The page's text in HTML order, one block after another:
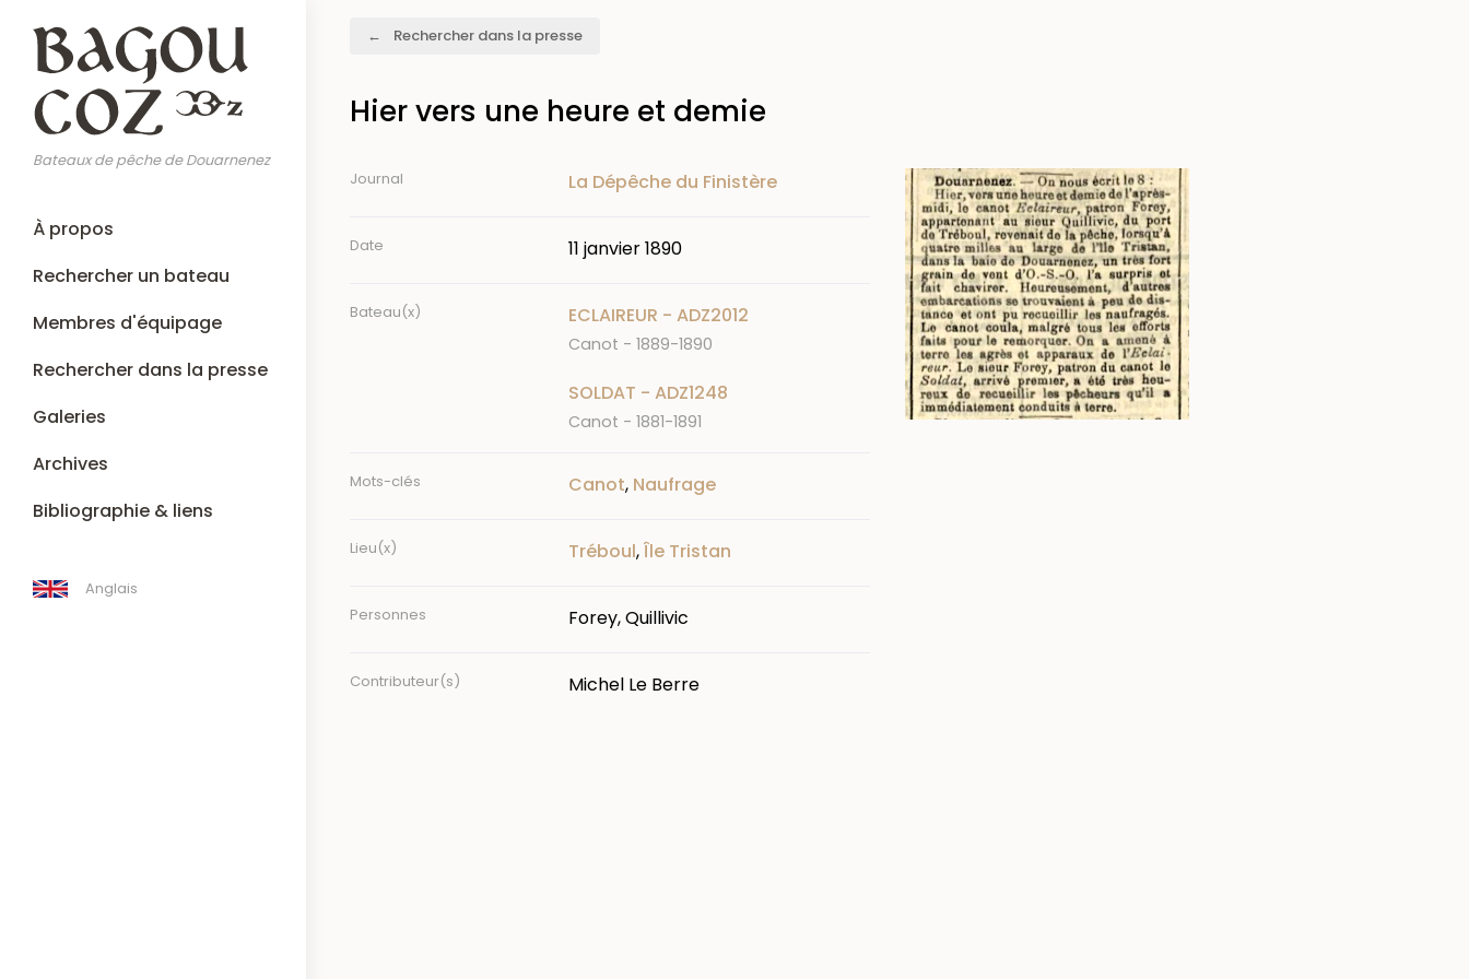
contenu
principal
Bateaux de pêche de Douarnenez
Main
navigation
À propos
Rechercher un bateau
Membres d'équipage
Rechercher dans la presse
Galeries
Archives
Bibliographie & liens
Anglais
Rechercher dans la presse
Hier vers une heure et demie
Journal La Dépêche du Finistère
Date 11 janvier 1890
Bateau(x) ECLAIREUR - ADZ2012
Canot - 1889-1890
SOLDAT - ADZ1248
Canot - 1881-1891
Mots-clés Canot, Naufrage
Lieu(x) Tréboul,Île Tristan
Personnes Forey, Quillivic
Contributeur(s) Michel Le Berre
Image